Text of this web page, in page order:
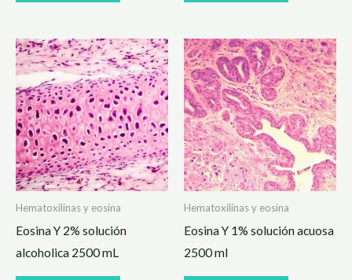
Hematoxilinas y eosina
Eosina Y 2% solución
alcoholica 2500 mL
Hematoxilinas y eosina
Eosina Y 1% solución acuosa
2500 ml